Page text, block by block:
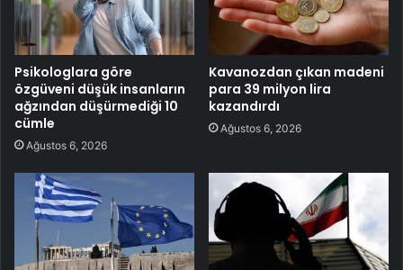
Psikologlara göre
özgüveni düşük insanların
ağzından düşürmediği 10
cümle
Ağustos 6, 2026
Kavanozdan çıkan madeni
para 39 milyon lira
kazandırdı
Ağustos 6, 2026